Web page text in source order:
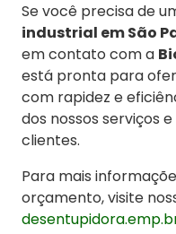
Se você precisa de
industrial em São
em contato com a
está pronta para
com rapidez e
dos nossos serviços
clientes.
Para mais
orçamento, visite